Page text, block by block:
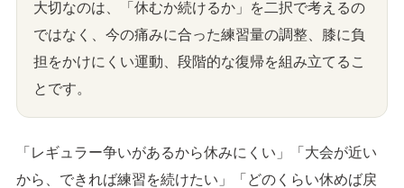
大切なのは、「休むか続けるか」を二択で考えるの
ではなく、今の痛みに合った練習量の調整、膝に負
担をかけにくい運動、段階的な復帰を組み立てるこ
とです。
「レギュラー争いがあるから休みにくい」「大会が近い
から、できれば練習を続けたい」「どのくらい休めば戻